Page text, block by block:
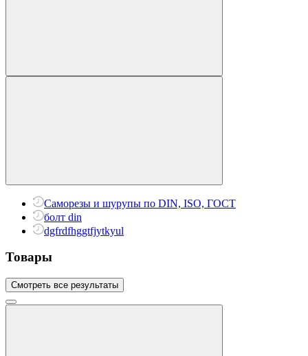
Саморезы и шурупы по DIN, ISO, ГОСТ
болт din
dgfrdfhggtfjytkyul
Товары
Смотреть все результаты